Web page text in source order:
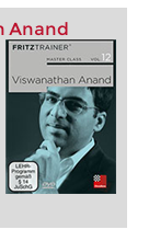
Anand